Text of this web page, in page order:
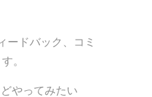
ードバック、コミ
。
やってみたい